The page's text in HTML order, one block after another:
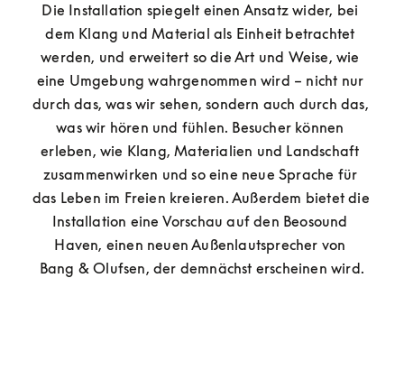
Die Installation spiegelt einen Ansatz wider, bei
dem Klang und Material als Einheit betrachtet
werden, und erweitert so die Art und Weise, wie
eine Umgebung wahrgenommen wird – nicht nur
durch das, was wir sehen, sondern auch durch das,
was wir hören und fühlen. Besucher können
erleben, wie Klang, Materialien und Landschaft
zusammenwirken und so eine neue Sprache für
das Leben im Freien kreieren. Außerdem bietet die
Installation eine Vorschau auf den Beosound
Haven, einen neuen Außenlautsprecher von
Bang & Olufsen, der demnächst erscheinen wird.